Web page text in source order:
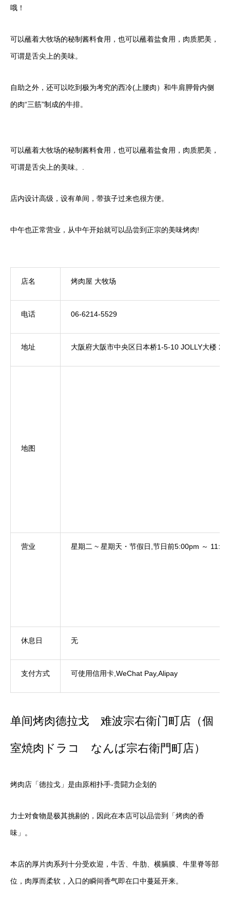
哦！
可以蘸着大牧场的秘制酱料食用，也可以蘸着盐食用，肉质肥美，
可谓是舌尖上的美味。
自助之外，还可以吃到极为考究的西冷(上腰肉）和牛肩胛骨内侧
的肉“三筋”制成的牛排。
可以蘸着大牧场的秘制酱料食用，也可以蘸着盐食用，肉质肥美，
可谓是舌尖上的美味。.
店内设计高级，设有单间，带孩子过来也很方便。
中午也正常营业，从中午开始就可以品尝到正宗的美味烤肉!
店名 烤肉屋 大牧场
电话 06-6214-5529
地址 大阪府大阪市中央区日本桥1-5-10 JOLLY大楼 2F
地图
营业 星期二 ~ 星期天・节假日,节日前5:00pm ～
休息日 无
支付方式 可使用信用卡,WeChat Pay,Alipay
单间烤肉德拉戈 难波宗右衛门町店（個
室焼肉ドラコ なんば宗右衛門町店）
烤肉店「德拉戈」是由原相扑手-贵闘力企划的
力士对食物是极其挑剔的，因此在本店可以品尝到「烤肉的香
味」。
本店的厚片肉系列十分受欢迎，牛舌、牛肋、横膈膜、牛里脊等部
位，肉厚而柔软，入口的瞬间香气即在口中蔓延开来。